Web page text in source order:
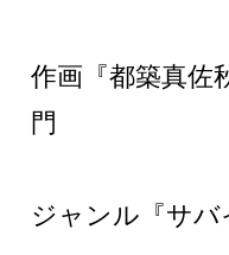
作画『都築真佐
門
ジャンル『サバ